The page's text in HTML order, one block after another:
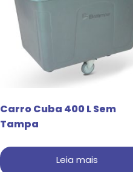
Carro Cuba 400 L Sem
Tampa
Leia mais